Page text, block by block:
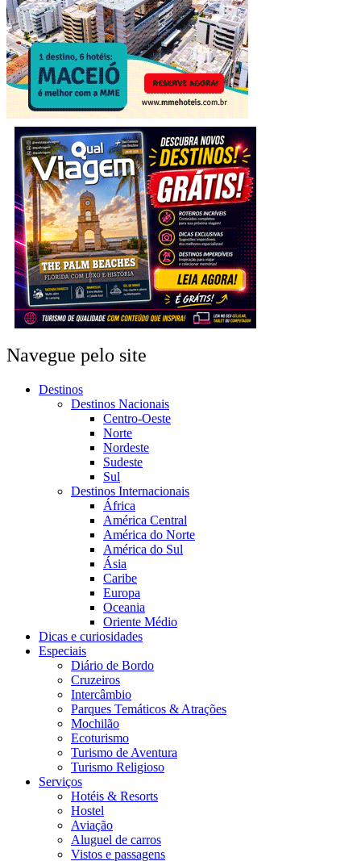
Navegue pelo site
Destinos
Destinos Nacionais
Centro-Oeste
Norte
Nordeste
Sudeste
Sul
Destinos Internacionais
África
América Central
América do Norte
América do Sul
Ásia
Caribe
Europa
Oceania
Oriente Médio
Dicas e curiosidades
Especiais
Diário de Bordo
Cruzeiros
Intercâmbio
Parques Temáticos & Atrações
Mochilão
Ecoturismo
Turismo de Aventura
Turismo Religioso
Serviços
Hotéis & Resorts
Hostel
Aviação
Aluguel de carros
Vistos e passagens